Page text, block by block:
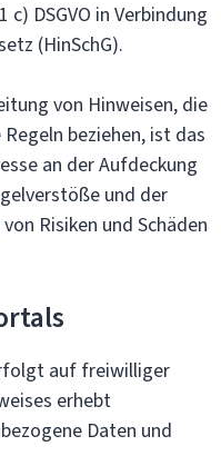
DSGVO in Verbindung
(HinSchG).
von Hinweisen, die
beziehen, ist das
an der Aufdeckung
und der
Risiken und Schäden
auf freiwilliger
erhebt
Daten und